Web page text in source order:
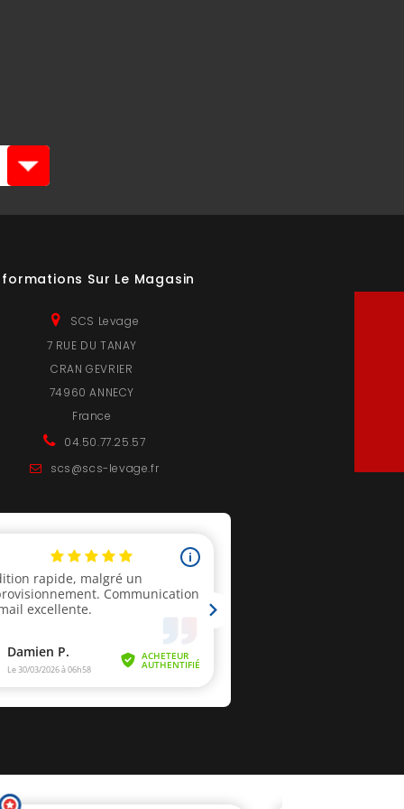
Sur Le Magasin
SCS Levage
7 RUE DU TANAY
CRAN GEVRIER
74960 ANNECY
France
04.50.77.25.57
scs@scs-levage.fr